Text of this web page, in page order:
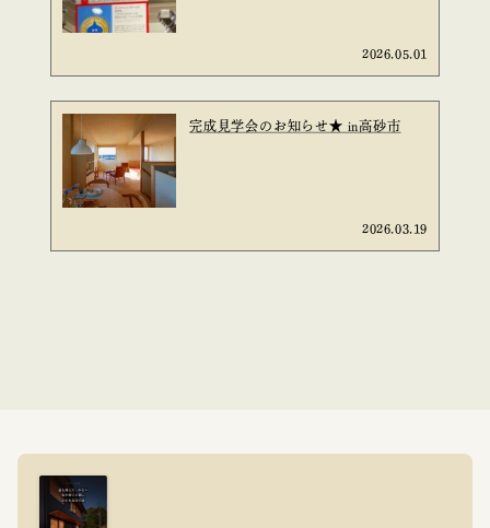
2026.05.01
完成見学会のお知らせ★ in高砂市
2026.03.19